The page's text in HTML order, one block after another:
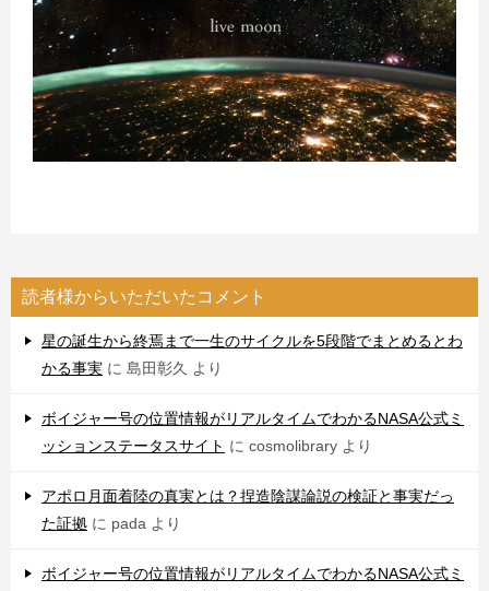
読者様からいただいたコメント
星の誕生から終焉まで一生のサイクルを5段階でまとめるとわ
かる事実 に 島田彰久 より
ボイジャー号の位置情報がリアルタイムでわかるNASA公式ミ
ッションステータスサイト に cosmolibrary より
アポロ月面着陸の真実とは？捏造陰謀論説の検証と事実だっ
た証拠 に pada より
ボイジャー号の位置情報がリアルタイムでわかるNASA公式ミ